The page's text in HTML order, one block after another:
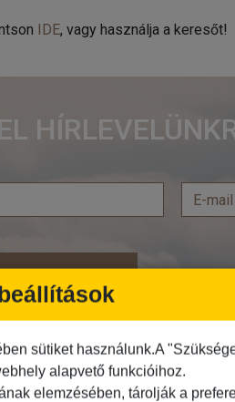
IDE, vagy használja a keresőt!
Programtípus
sütiket használunk.A
alapvető funkcióihoz.
elemzésében, tárolják a